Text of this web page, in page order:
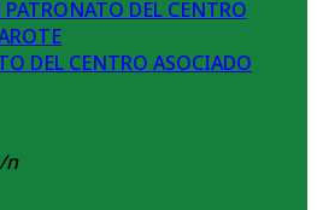
DEL CENTRO ASOCIADO
n